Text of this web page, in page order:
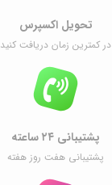
تحویل اکسپرس
در کمترین زمان دریافت کنید
پشتیبانی ۲۴ ساعته
پشتیبانی هفت روز هفته